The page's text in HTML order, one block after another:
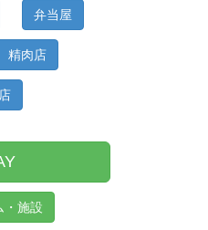
弁当屋
精肉店
・施設